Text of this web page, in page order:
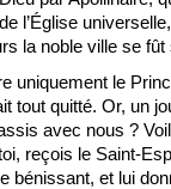
l’Église
la noble ville se
uniquement le
tout quitté. Or, un
avec nous ?
reçois le Saint-
bénissant, et lui